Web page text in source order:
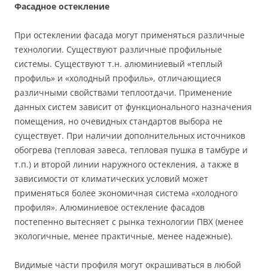
Фасадное остекление
При остеклении фасада могут применяться различные
технологии. Существуют различные профильные
системы. Существуют т.н. алюминиевый «теплый
профиль» и «холодный профиль», отличающиеся
различными свойствами теплоотдачи. Применение
данных систем зависит от функционального назначения
помещения, но очевидных стандартов выбора не
существует. При наличии дополнительных источников
обогрева (тепловая завеса, тепловая пушка в тамбуре и
т.п.) и второй линии наружного остекления, а также в
зависимости от климатических условий может
применяться более экономичная система «холодного
профиля». Алюминиевое остекление фасадов
постепенно вытесняет с рынка технологии ПВХ (менее
экологичные, менее практичные, менее надежные).
Видимые части профиля могут окрашиваться в любой